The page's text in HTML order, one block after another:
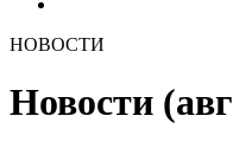
НОВОСТИ
Новости